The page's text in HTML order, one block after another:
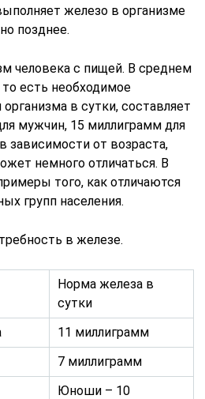
железо в организме
позднее.
человека с пищей. В среднем
есть необходимое
в сутки, составляет
мужчин, 15 миллиграмм для
зависимости от возраста,
немного отличаться. В
того, как отличаются
групп населения.
в железе.
Норма железа в
сутки
11 миллиграмм
7 миллиграмм
Юноши – 10